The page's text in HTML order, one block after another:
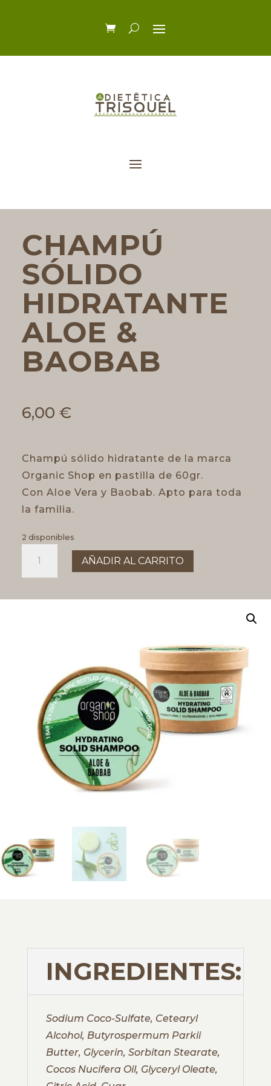
CHAMPÚ
SÓLIDO
HIDRATANTE
ALOE &
BAOBAB
6,00 €
Champú sólido hidratante de la marca
Organic Shop en pastilla de 60gr.
Con Aloe Vera y Baobab. Apto para toda
la familia.
2 disponibles
SÓLIDO
HIDRATANTE
AÑADIR AL CARRITO
INGREDIENTES:
Sodium Coco-Sulfate, Cetearyl
Alcohol, Butyrospermum Parkii
Butter, Glycerin, Sorbitan Stearate,
Cocos Nucifera Oil, Glyceryl Oleate,